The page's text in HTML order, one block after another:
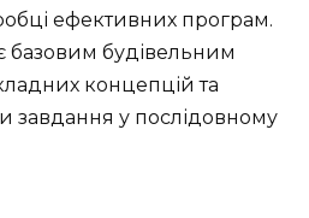
ефективних програм.
базовим будівельним
концепцій та
завдання у послідовному